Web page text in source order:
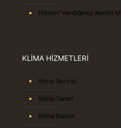
Hizmet Verdiğimiz Kombi
KLİMA HİZMETLERİ
Klima Servisi
Klima Tamiri
Klima Bakımı